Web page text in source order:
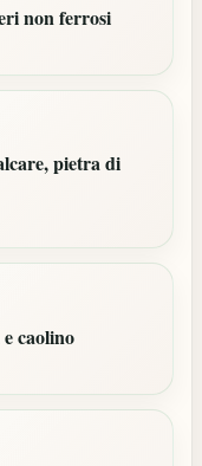
non ferrosi
pietra di
caolino